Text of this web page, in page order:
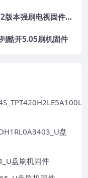
TCL电视V8-0MT5508-LF1V362版本强刷电视固件包下载
酷开5.05刷机固件
盘
盘刷机固件